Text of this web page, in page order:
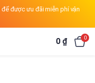
để được ưu đãi miễn phí vận
0 ₫ 0